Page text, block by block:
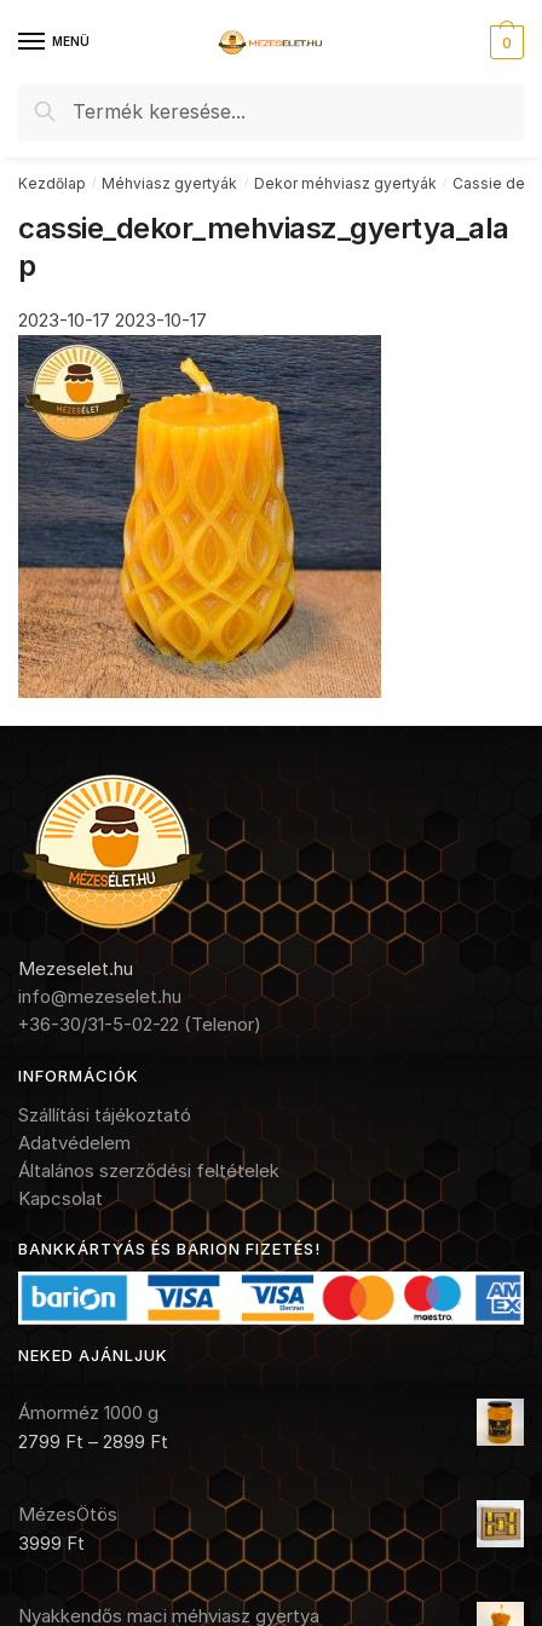
MENÜ
Keresés
Keresés
0
Kezdőlap / Méhviasz gyertyák / Dekor méhviasz gyertyák / Cassie
cassie_dekor_mehviasz_gyertya_ala
p
2023-10-17 2023-10-17
Mezeselet.hu
info@mezeselet.hu
+36-30/31-5-02-22 (Telenor)
INFORMÁCIÓK
Szállítási tájékoztató
Adatvédelem
Általános szerződési feltételek
Kapcsolat
BANKKÁRTYÁS ÉS BARION FIZETÉS!
NEKED AJÁNLJUK
Ámorméz 1000 g
2799 Ft – 2899 Ft
MézesÖtös
3999Ft
Nyakkendős maci méhviasz gyertya